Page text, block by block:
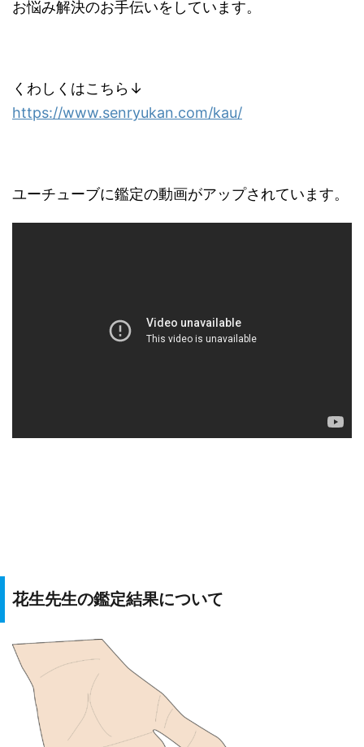
お悩み解決のお手伝いをしています。
くわしくはこちら↓
https://www.senryukan.com/kau/
ユーチューブに鑑定の動画がアップされています。
花生先生の鑑定結果について